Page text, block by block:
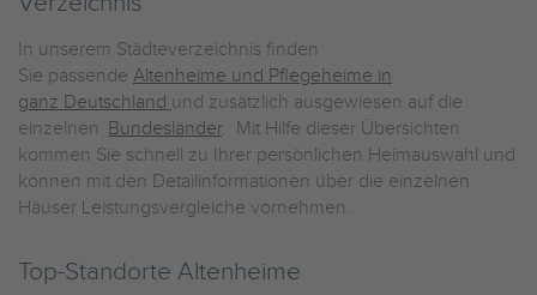
In unserem Städteverzeichnis finden
Sie passende Altenheime und Pflegeheime in
ganz Deutschland und zusätzlich ausgewiesen auf die
einzelnen Bundesländer. Mit Hilfe dieser Übersichten
kommen Sie schnell zu Ihrer persönlichen Heimauswahl und
können mit den Detailinformationen über die einzelnen
Häuser Leistungsvergleiche vornehmen.
Top-Standorte Altenheime